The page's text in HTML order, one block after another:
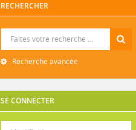
RECHERCHER
Recherche avancée
SE CONNECTER